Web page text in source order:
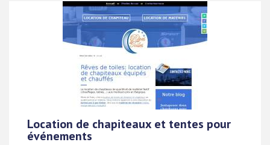
Location de chapiteaux et tentes pour
événements